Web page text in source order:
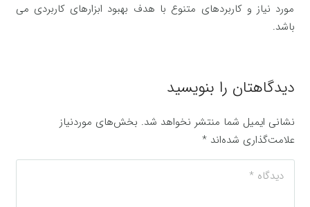
مورد نیاز و کاربردهای متنوع با هدف بهبود ابزارهای کاربردی می
باشد.
دیدگاهتان را بنویسید
نشانی ایمیل شما منتشر نخواهد شد. بخش‌های موردنیاز
علامت‌گذاری شده‌اند*